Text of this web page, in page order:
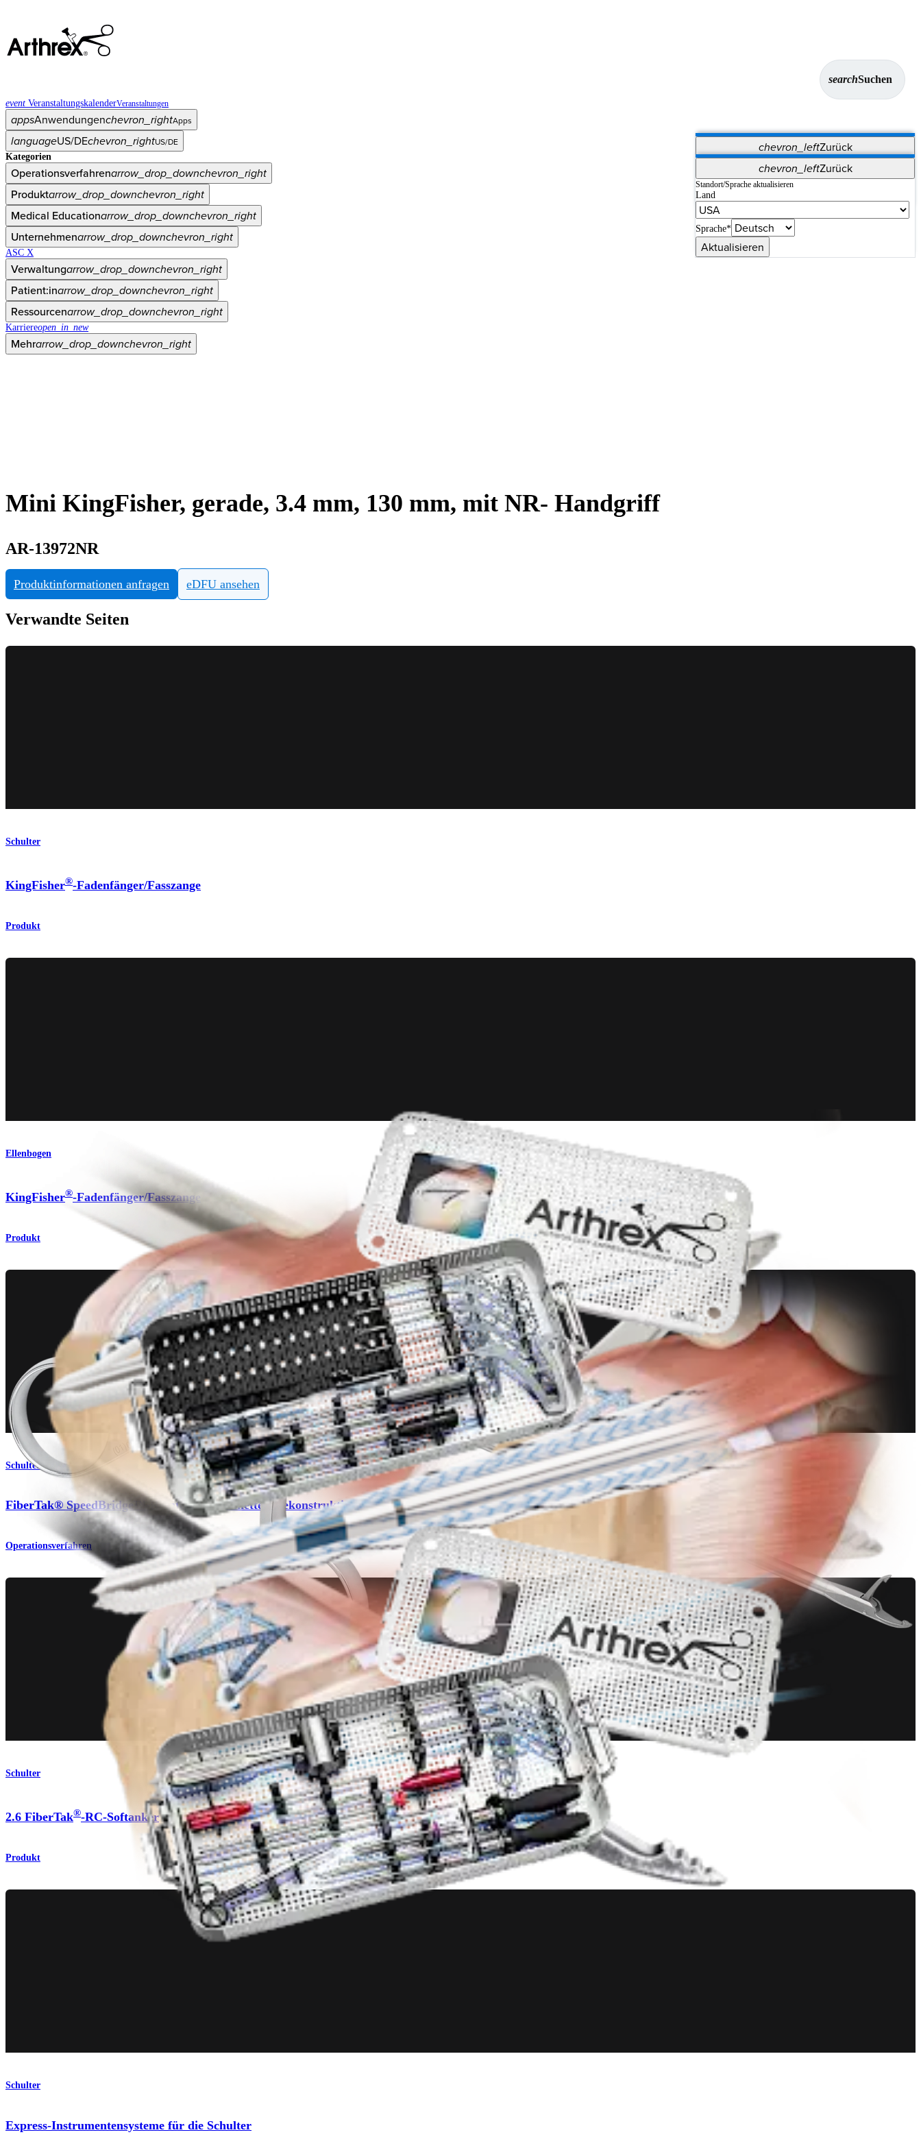
searchSuchen
event VeranstaltungskalenderVeranstaltungen
appsAnwendungenchevron_rightApps
chevron_leftZurück
Vet Systems OrthoPedia Patient
Supplier Portal
Synergy-Bildgebung und -Resektion
languageUS/DEchevron_rightUS/DE
chevron_leftZurück
Standort/Sprache aktualisieren
Land
Sprache*
Aktualisieren
Kategorien
Operationsverfahrenarrow_drop_downchevron_right
Produktarrow_drop_downchevron_right
Medical Educationarrow_drop_downchevron_right
Unternehmenarrow_drop_downchevron_right
ASC X
Verwaltungarrow_drop_downchevron_right
Patient:inarrow_drop_downchevron_right
Ressourcenarrow_drop_downchevron_right
Karriereopen_in_new
Mehrarrow_drop_downchevron_right
Mini KingFisher, gerade, 3.4 mm, 130 mm, mit NR- Handgriff
AR-13972NR
Produktinformationen anfragen eDFU ansehen
Verwandte Seiten
Schulter
KingFisher®-Fadenfänger/Fasszange
Produkt
Ellenbogen
KingFisher®-Fadenfänger/Fasszange
Produkt
Schulter
FiberTak® SpeedBridge™-Rotatorenmanschetten-Rekonstruktion
Operationsverfahren
Schulter
2.6 FiberTak®-RC-Softanker
Produkt
Schulter
Express-Instrumentensysteme für die Schulter